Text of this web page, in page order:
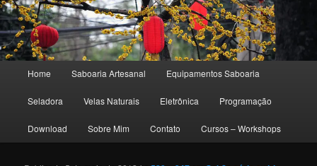
Pular para o conteúdo principal
Pular para o conteúdo secundário
Home Saboaria Artesanal Equipamentos Saboaria
Seladora Velas Naturais Eletrônica Programação
Download Sobre Mim Contato Cursos – Workshops